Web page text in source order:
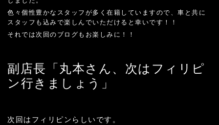
色々個性豊かなスタッフが多く在籍していますので、車と共に
スタッフも込みで楽しんでいただけると幸いです！！
それでは次回のブログもお楽しみに！！
副店長「丸本さん、次はフィリピ
ン行きましょう」
次回はフィリピンらしいです。